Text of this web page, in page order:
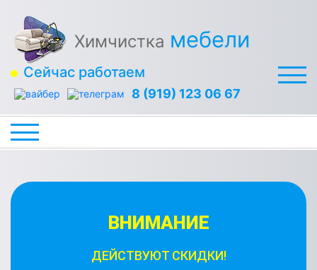
Химчистка мебели
Сейчас работаем
8 (919) 123 06 67
ВНИМАНИЕ
ДЕЙСТВУЮТ СКИДКИ!